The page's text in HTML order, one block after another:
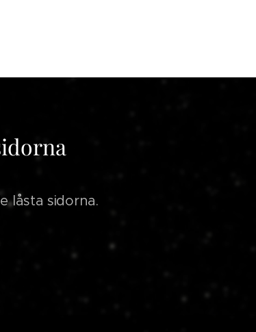
låsta sidorna.